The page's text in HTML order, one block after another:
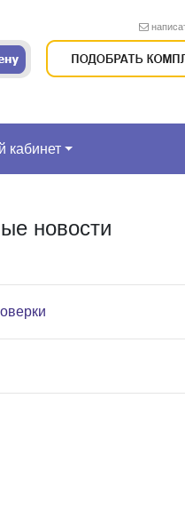
кабинет
новости